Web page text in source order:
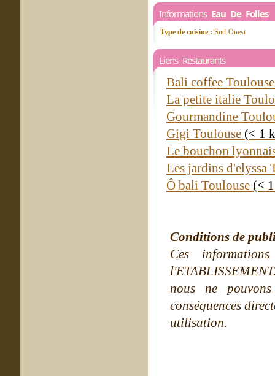
Informations Eau De Folles
Type de cuisine : Sud-Ouest
Liens Restaurants
Bali coffee
La petite italie
Gourmandine
Gigi Toulouse (< 1
Le bouchon
Les jardins d'elyssa
Ô bali Toulouse (<
Conditions de
Ces
nous ne
conséquences
utilisation.